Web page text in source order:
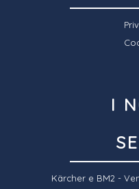
I
Kärcher e BM2 -